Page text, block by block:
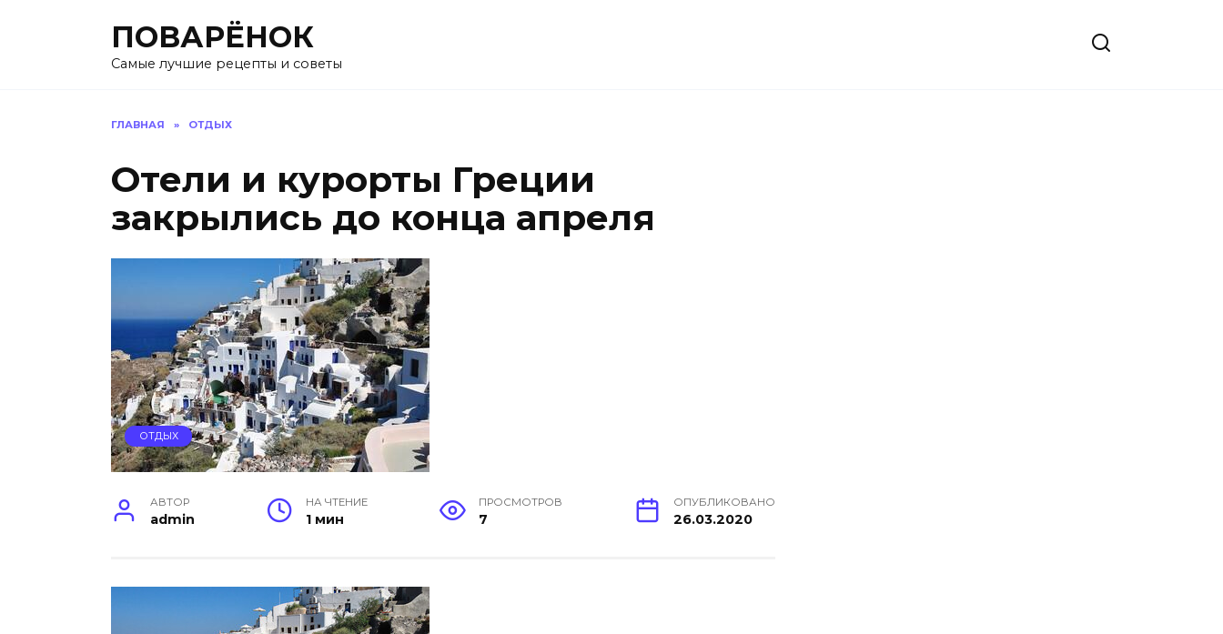
ПОВАРЁНОК
Самые лучшие рецепты и советы
ГЛАВНАЯ » ОТДЫХ
Отели и курорты Греции
закрылись до конца апреля
ОТДЫХ
АВТОР
admin
НА ЧТЕНИЕ
1 мин
ПРОСМОТРОВ
7
ОПУБЛИКОВАНО
26.03.2020